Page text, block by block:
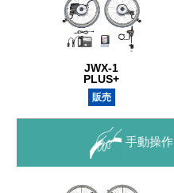
JWX-1
PLUS+
販売
手動操作